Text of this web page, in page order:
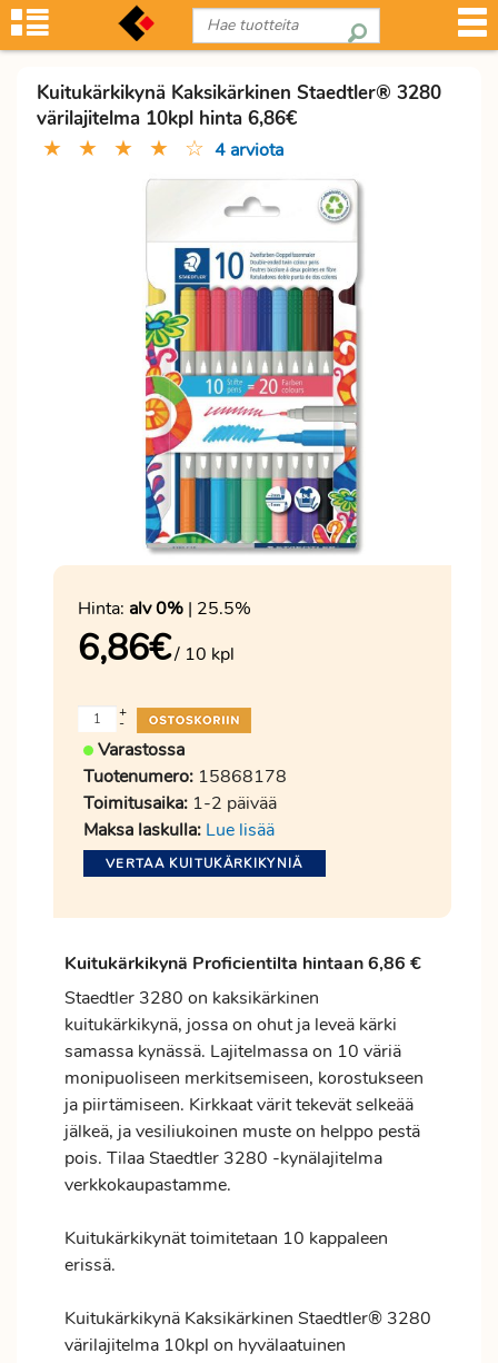
Kuitukärkikynä Kaksikärkinen Staedtler® 3280
värilajitelma 10kpl hinta 6,86€
★ ★ ★ ★ ☆ 4 arviota
Hinta: alv 0% | 25.5%
6,86€/ 10 kpl
-
+
Varastossa
Tuotenumero: 15868178
Toimitusaika: 1-2 päivää
Maksa laskulla: Lue lisää
VERTAA KUITUKÄRKIKYNIÄ
Kuitukärkikynä Proficientilta hintaan 6,86 €
Staedtler 3280 on kaksikärkinen
kuitukärkikynä, jossa on ohut ja leveä kärki
samassa kynässä. Lajitelmassa on 10 väriä
monipuoliseen merkitsemiseen, korostukseen
ja piirtämiseen. Kirkkaat värit tekevät selkeää
jälkeä, ja vesiliukoinen muste on helppo pestä
pois. Tilaa Staedtler 3280 -kynälajitelma
verkkokaupastamme.
Kuitukärkikynät toimitetaan 10 kappaleen
erissä.
Kuitukärkikynä Kaksikärkinen Staedtler® 3280
värilajitelma 10kpl on hyvälaatuinen